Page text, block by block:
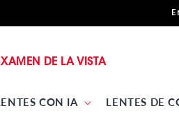
DE LA VISTA
CON IA LENTES DE